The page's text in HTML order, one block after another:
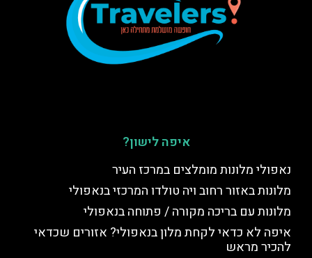
איפה לישון?
נאפולי מלונות מומלצים במרכז העיר
מלונות באזור רחוב ויה טולדו המרכזי בנאפולי
מלונות עם בריכה מקורה / פתוחה בנאפולי
איפה לא כדאי לקחת מלון בנאפולי? אזורים שכדאי
להכיר מראש